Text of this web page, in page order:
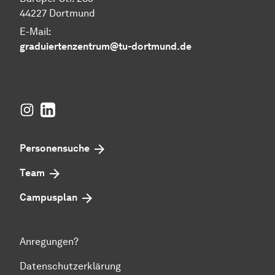
44227 Dortmund
E-Mail:
graduiertenzentrum@tu-dortmund.de
Instagram
LinkedIn
Personensuche
Team
Campusplan
Anregungen?
Datenschutzerklärung